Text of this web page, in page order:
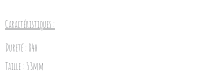
Caractéristiques :
Dureté : 84b
Taille : 53mm